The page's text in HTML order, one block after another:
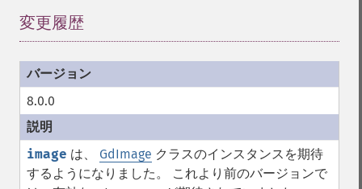
変更履歴
8.0.0
image は、 GdImage クラスのインスタンスを期待
するようになりました。 これより前のバージョンで